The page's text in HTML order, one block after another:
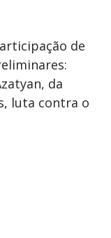
de
da
luta contra o